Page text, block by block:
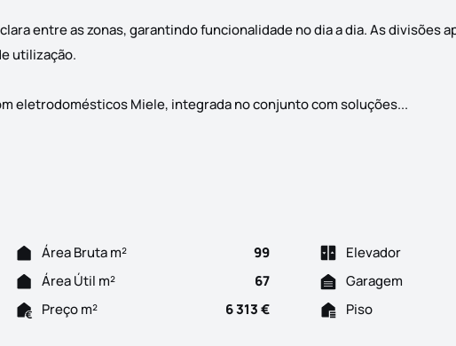
entre as zonas, garantindo funcionalidade no dia a dia. As divisões
utilização.
eletrodomésticos Miele, integrada no conjunto com soluções...
Área Bruta m² 99 Elevador
Área Útil m² 67 Garagem
Preço m² 6 313 € Piso